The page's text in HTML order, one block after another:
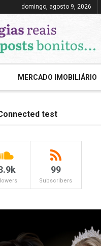
domingo, agosto 9, 2026
MERCADO IMOBILIÁRIO
test
99
Subscribers